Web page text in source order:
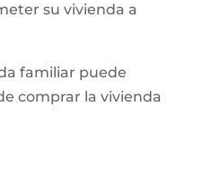
su vivienda a
familiar puede
comprar la vivienda